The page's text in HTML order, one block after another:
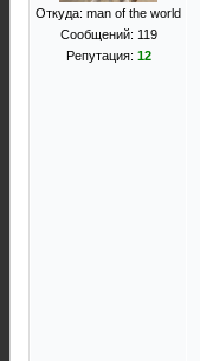
Откуда: man of the world
Сообщений: 119
Репутация: 12